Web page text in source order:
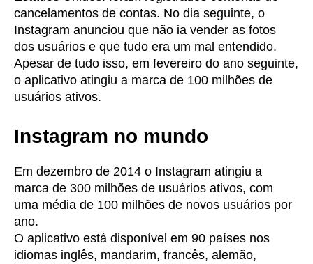
cancelamentos de contas. No dia seguinte, o
Instagram anunciou que não ia vender as fotos
dos usuários e que tudo era um mal entendido.
Apesar de tudo isso, em fevereiro do ano seguinte,
o aplicativo atingiu a marca de 100 milhões de
usuários ativos.
Instagram no mundo
Em dezembro de 2014 o Instagram atingiu a
marca de 300 milhões de usuários ativos, com
uma média de 100 milhões de novos usuários por
ano.
O aplicativo está disponível em 90 países nos
idiomas inglês, mandarim, francês, alemão,